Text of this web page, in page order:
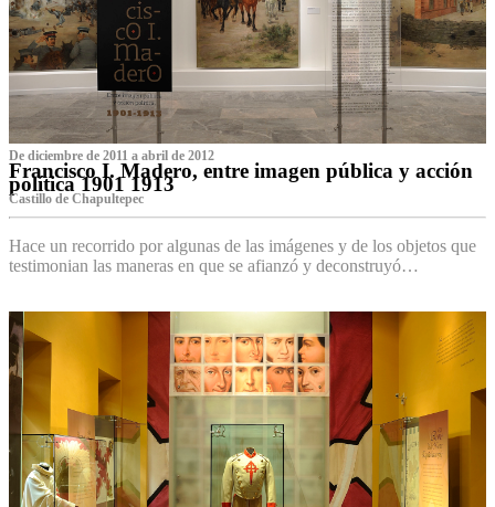
De diciembre de 2011 a abril de 2012
Francisco I. Madero, entre imagen pública y acción
política 1901 1913
Castillo de Chapultepec
Hace un recorrido por algunas de las imágenes y de los objetos que
testimonian las maneras en que se afianzó y deconstruyó…